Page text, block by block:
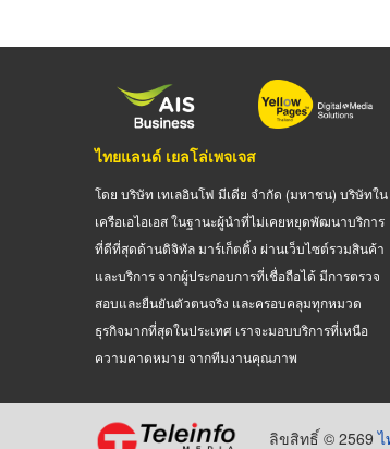
ไทยแลนด์ เยลโล่เพจเจส
โดย บริษัท เทเลอินโฟ มีเดีย จำกัด (มหาชน) บริษัทใน
เครือเอไอเอส ในฐานะผู้นำที่ไม่เคยหยุดพัฒนาบริการ
ที่ดีที่สุดด้านดิจิทัล มาร์เก็ตติ้ง ผ่านเว็บไซต์รวมสินค้า
และบริการ จากผู้ประกอบการที่เชื่อถือได้ มีการตรวจ
สอบและยืนยันตัวตนจริง และครอบคลุมทุกหมวด
ธุรกิจมากที่สุดในประเทศ เราจะมอบบริการที่เหนือ
ความคาดหมาย จากทีมงานคุณภาพ
ลิขสิทธิ์ © 2569